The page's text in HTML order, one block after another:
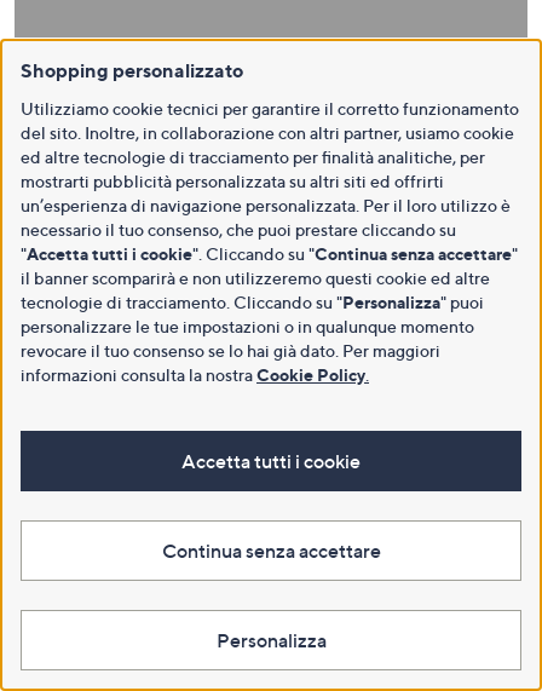
Shopping personalizzato
Utilizziamo cookie tecnici per garantire il corretto funzionamento
del sito. Inoltre, in collaborazione con altri partner, usiamo cookie
ed altre tecnologie di tracciamento per finalità analitiche, per
mostrarti pubblicità personalizzata su altri siti ed offrirti
un’esperienza di navigazione personalizzata. Per il loro utilizzo è
necessario il tuo consenso, che puoi prestare cliccando su
"Accetta tutti i cookie". Cliccando su "Continua senza accettare"
il banner scomparirà e non utilizzeremo questi cookie ed altre
tecnologie di tracciamento. Cliccando su "Personalizza" puoi
personalizzare le tue impostazioni o in qualunque momento
revocare il tuo consenso se lo hai già dato. Per maggiori
informazioni consulta la nostraCookie Policy
Accetta tutti i cookie
Continua senza accettare
Personalizza